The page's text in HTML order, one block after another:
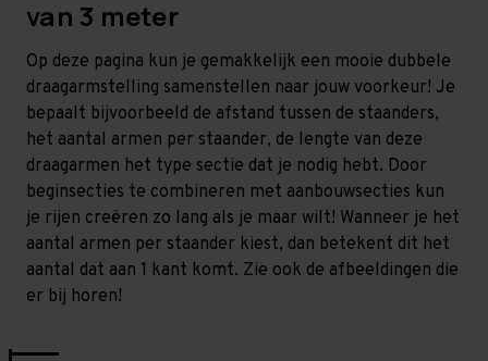
van 3 meter
Op deze pagina kun je gemakkelijk een mooie dubbele
draagarmstelling samenstellen naar jouw voorkeur! Je
bepaalt bijvoorbeeld de afstand tussen de staanders,
het aantal armen per staander, de lengte van deze
draagarmen het type sectie dat je nodig hebt. Door
beginsecties te combineren met aanbouwsecties kun
je rijen creëren zo lang als je maar wilt! Wanneer je het
aantal armen per staander kiest, dan betekent dit het
aantal dat aan 1 kant komt. Zie ook de afbeeldingen die
er bij horen!